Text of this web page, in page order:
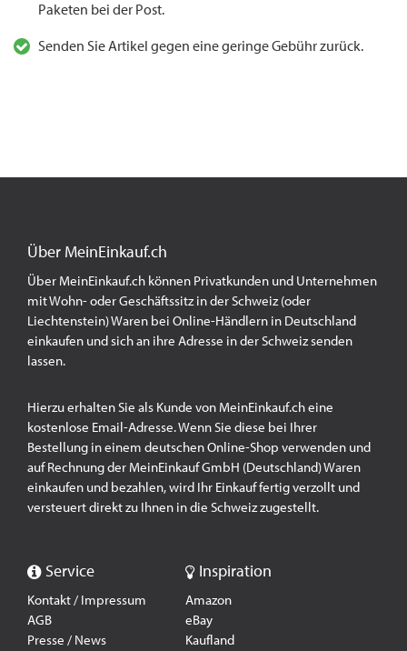
Paketen bei der Post.
Senden Sie Artikel gegen eine geringe Gebühr zurück.
Über MeinEinkauf.ch
Über MeinEinkauf.ch können Privatkunden und Unternehmen
mit Wohn- oder Geschäftssitz in der Schweiz (oder
Liechtenstein) Waren bei Online-Händlern in Deutschland
einkaufen und sich an ihre Adresse in der Schweiz senden
lassen.
Hierzu erhalten Sie als Kunde von MeinEinkauf.ch eine
kostenlose Email-Adresse. Wenn Sie diese bei Ihrer
Bestellung in einem deutschen Online-Shop verwenden und
auf Rechnung der MeinEinkauf GmbH (Deutschland) Waren
einkaufen und bezahlen, wird Ihr Einkauf fertig verzollt und
versteuert direkt zu Ihnen in die Schweiz zugestellt.
Service
Kontakt / Impressum
AGB
Presse / News
Inspiration
Amazon
eBay
Kaufland